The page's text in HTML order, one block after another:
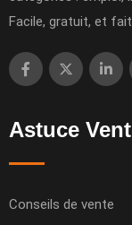
Facile, gratuit, et
Astuce
Conseils de vente